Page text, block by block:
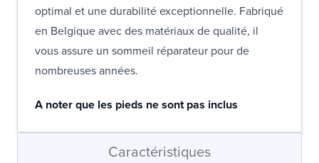
optimal et une durabilité exceptionnelle. Fabriqué
en Belgique avec des matériaux de qualité, il
vous assure un sommeil réparateur pour de
nombreuses années.
A noter que les pieds ne sont pas inclus
Caractéristiques